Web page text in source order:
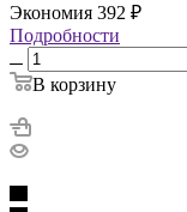
Экономия 392 ₽
Подробности
В корзину